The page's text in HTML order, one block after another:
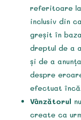
referitoare
inclusiv din
greșit în
dreptul de a
și de a
despre
efectuat încă.
Vânzătorul
create ca